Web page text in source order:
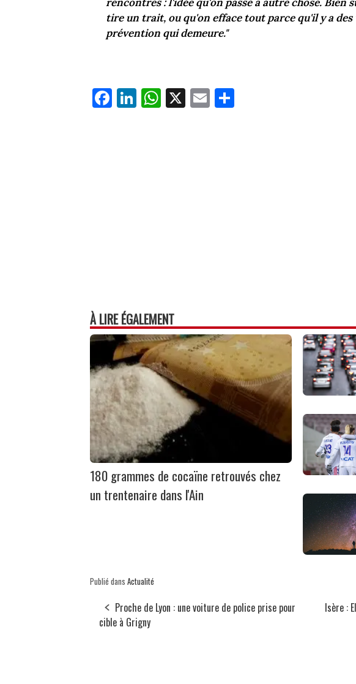
tire un trait, ou qu'on efface tout parce qu'il y a des
prévention qui demeure."
Fa
ce
Li
nk
W
ha
X E
m
À LIRE ÉGALEMENT
180 grammes de cocaïne retrouvés chez
un trentenaire dans l'Ain
Publié dans Actualité
Proche de Lyon : une voiture de police prise pour
cible à Grigny
Isère :